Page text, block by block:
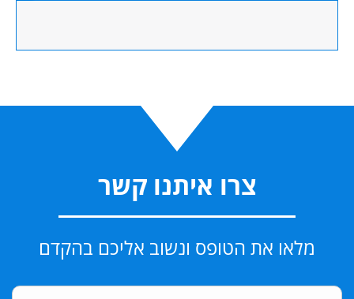
צרו איתנו קשר
מלאו את הטופס ונשוב אליכם בהקדם